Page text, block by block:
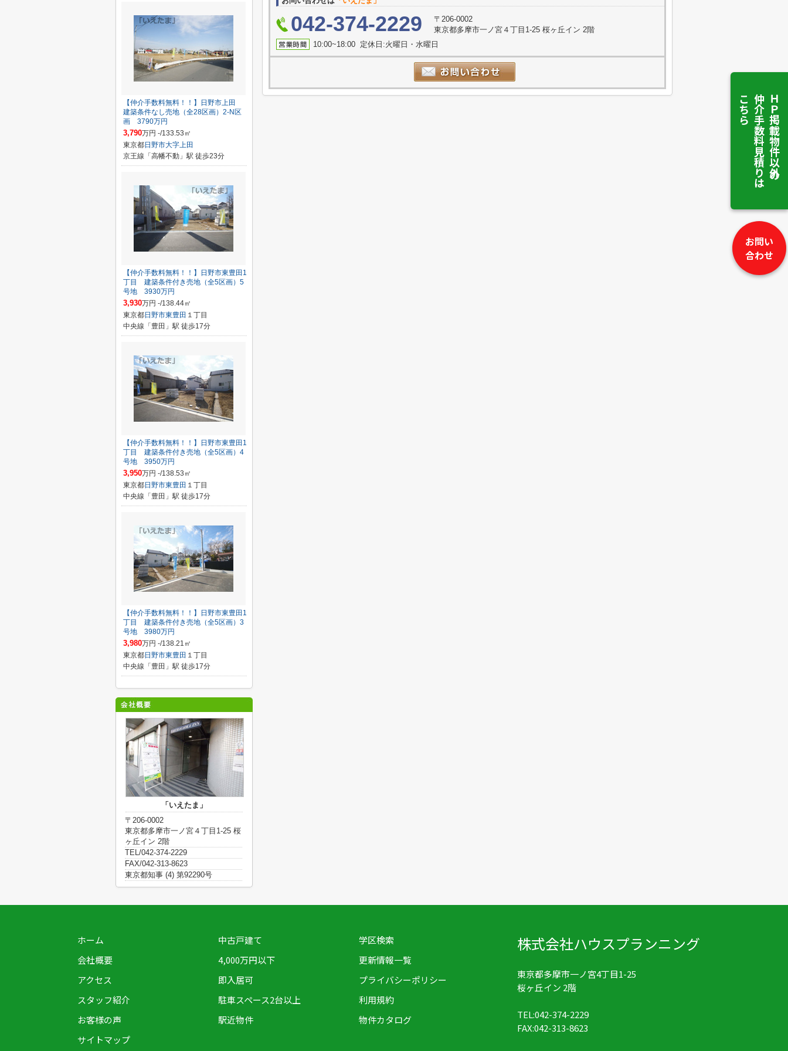
ＨＰ掲載物件以外の
仲介手数料見積りは
こちら
お問い
合わせ
042-374-2229
〒206-0002
東京都多摩市一ノ宮４丁目1-25 桜ヶ丘イン 2階
10:00~18:00 定休日:火曜日・水曜日
【仲介手数料無料！！】日野市上田
建築条件なし売地（全28区画）2-N区
画 3790万円
3,790万円 -/133.53㎡
東京都日野市大字上田
京王線「高幡不動」駅 徒歩23分
【仲介手数料無料！！】日野市東豊田1
丁目 建築条件付き売地（全5区画）5
号地 3930万円
3,930万円 -/138.44㎡
東京都日野市東豊田 １丁目
中央線「豊田」駅 徒歩17分
【仲介手数料無料！！】日野市東豊田1
丁目 建築条件付き売地（全5区画）4
号地 3950万円
3,950万円 -/138.53㎡
東京都日野市東豊田 １丁目
中央線「豊田」駅 徒歩17分
【仲介手数料無料！！】日野市東豊田1
丁目 建築条件付き売地（全5区画）3
号地 3980万円
3,980万円 -/138.21㎡
東京都日野市東豊田 １丁目
中央線「豊田」駅 徒歩17分
「いえたま」
〒206-0002
東京都多摩市一ノ宮４丁目1-25 桜
ヶ丘イン 2階
TEL/042-374-2229
FAX/042-313-8623
東京都知事 (4) 第92290号
ホーム
会社概要
アクセス
スタッフ紹介
お客様の声
サイトマップ
中古戸建て
4,000万円以下
即入居可
駐車スペース2台以上
駅近物件
学区検索
更新情報一覧
プライバシーポリシー
利用規約
物件カタログ
株式会社ハウスプランニング
東京都多摩市一ノ宮4丁目1-25
桜ヶ丘イン 2階
TEL:042-374-2229
FAX:042-313-8623